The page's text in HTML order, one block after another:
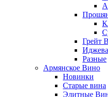
Грейт
Разные
Армянское Вино
Новинки
Старые вина
Элитные